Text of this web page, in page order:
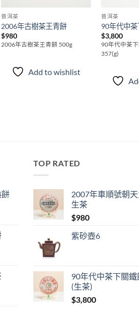
普洱茶
2006年古樹茶王青餅
$980
2006年古樹茶王青餅 500g
Add to wishlist
普洱茶
90年代中
$3,800
90年代中茶
357(g)
TOP RATED
2007年車順號朝
生茶
$980
紫砂壺6
90年代中茶下關鐵
(生茶)
$3,800